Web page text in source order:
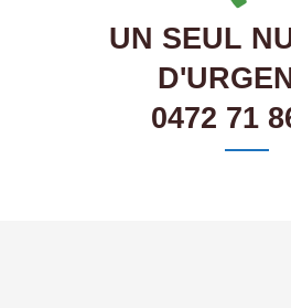
UN SEUL
0472 71